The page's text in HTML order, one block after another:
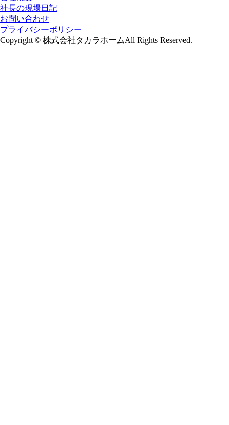
社長の現場日記
お問い合わせ
プライバシーポリシー
Copyright © 株式会社タカラホームAll Rights Reserved.